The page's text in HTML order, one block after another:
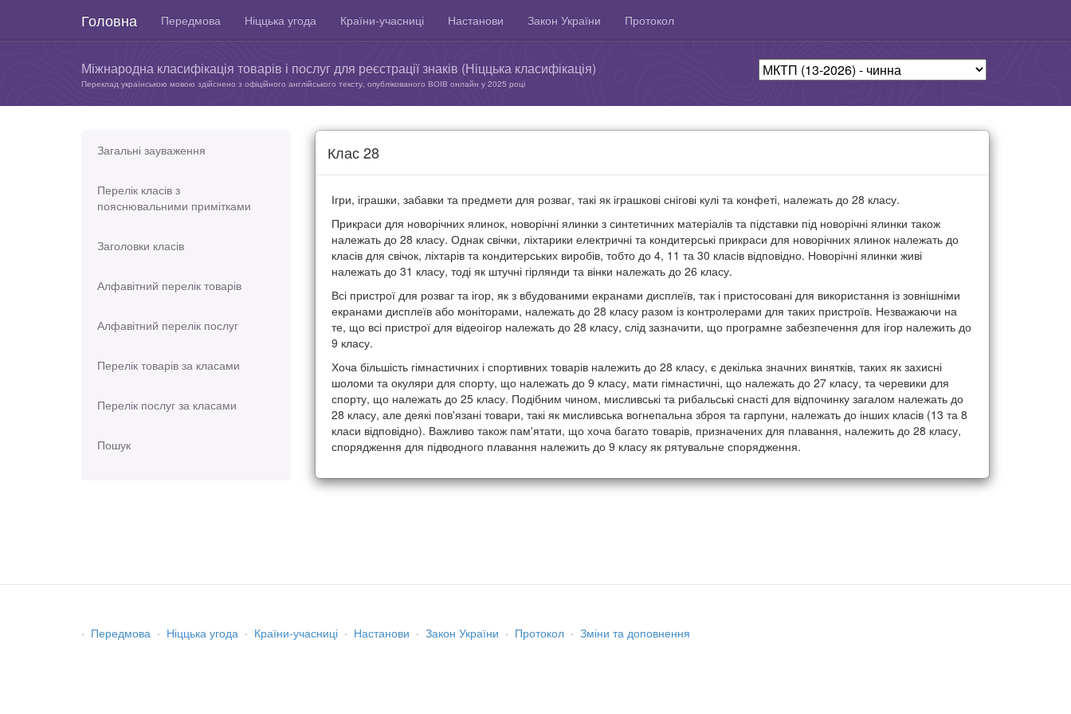
Головна Передмова Ніццька угода Країни-учасниці Настанови Закон України Протокол
Міжнародна класифікація товарів і послуг для реєстрації знаків (Ніццька класифікація)
Переклад українською мовою здійснено з офіційного англійського тексту, опублікованого ВОІВ онлайн у 2025 році
Загальні зауваження
Перелік класів з
пояснювальними примітками
Заголовки класів
Алфавітний перелік товарів
Алфавітний перелік послуг
Перелік товарів за класами
Перелік послуг за класами
Пошук
Клас 28
Ігри, іграшки, забавки та предмети для розваг, такі як іграшкові снігові кулі та конфеті, належать до 28 класу.
Прикраси для новорічних ялинок, новорічні ялинки з синтетичних матеріалів та підставки під новорічні ялинки також
належать до 28 класу. Однак свічки, ліхтарики електричні та кондитерські прикраси для новорічних ялинок належать до
класів для свічок, ліхтарів та кондитерських виробів, тобто до 4, 11 та 30 класів відповідно. Новорічні ялинки живі
належать до 31 класу, тоді як штучні гірлянди та вінки належать до 26 класу.
Всі пристрої для розваг та ігор, як з вбудованими екранами дисплеїв, так і пристосовані для використання із зовнішніми
екранами дисплеїв або моніторами, належать до 28 класу разом із контролерами для таких пристроїв. Незважаючи на
те, що всі пристрої для відеоігор належать до 28 класу, слід зазначити, що програмне забезпечення для ігор належить до
9 класу.
Хоча більшість гімнастичних і спортивних товарів належить до 28 класу, є декілька значних винятків, таких як захисні
шоломи та окуляри для спорту, що належать до 9 класу, мати гімнастичні, що належать до 27 класу, та черевики для
спорту, що належать до 25 класу. Подібним чином, мисливські та рибальські снасті для відпочинку загалом належать до
28 класу, але деякі пов'язані товари, такі як мисливська вогнепальна зброя та гарпуни, належать до інших класів (13 та 8
класи відповідно). Важливо також пам'ятати, що хоча багато товарів, призначених для плавання, належить до 28 класу,
спорядження для підводного плавання належить до 9 класу як рятувальне спорядження.
· Передмова · Ніццька угода · Країни-учасниці · Настанови · Закон України · Протокол · Зміни та доповнення